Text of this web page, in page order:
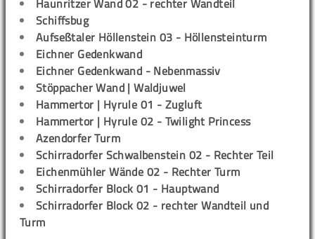
Haunritzer Wand 02 - rechter Wandteil
Schiffsbug
Aufseßtaler Höllenstein 03 - Höllensteinturm
Eichner Gedenkwand
Eichner Gedenkwand - Nebenmassiv
Stöppacher Wand | Waldjuwel
Hammertor | Hyrule 01 - Zugluft
Hammertor | Hyrule 02 - Twilight Princess
Azendorfer Turm
Schirradorfer Schwalbenstein 02 - Rechter Teil
Eichenmühler Wände 02 - Rechter Turm
Schirradorfer Block 01 - Hauptwand
Schirradorfer Block 02 - rechter Wandteil und
Turm